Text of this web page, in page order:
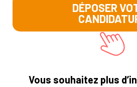
DÉPOSER
Vous souhaitez plus